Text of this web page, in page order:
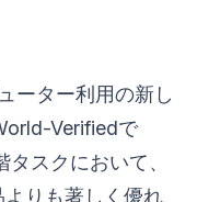
ーター利用の新し
Verifiedで
スクにおいて、
りも著しく優れ